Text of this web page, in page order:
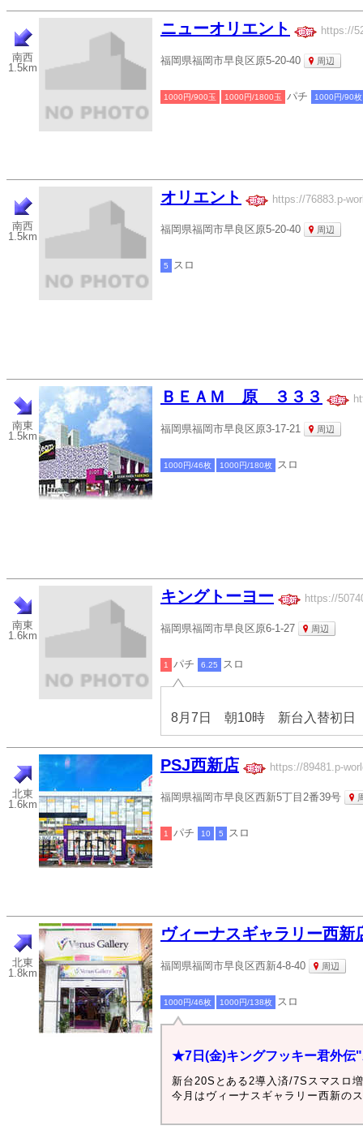
南西
1.5km
ニューオリエント https://
福岡県福岡市早良区原5-20-40 周辺
1000円/900玉 1000円/1800玉 パチ 1000円/90枚
南西
1.5km
オリエント https://76883.p-
福岡県福岡市早良区原5-20-40 周辺
5 スロ
南東
1.5km
ＢＥＡＭ 原 ３３３
福岡県福岡市早良区原3-17-21 周辺
1000円/46枚 1000円/180枚 スロ
南東
1.6km
キングトーヨー https://
福岡県福岡市早良区原6-1-27 周辺
1 パチ 6.25 スロ
8月7日 朝10時 新台入替初日
北東
1.6km
PSJ西新店 https://89481.p-
福岡県福岡市早良区西新5丁目2番39号
1 パチ 10 5 スロ
北東
1.8km
ヴィーナスギャラリー西新
福岡県福岡市早良区西新4-8-40 周辺
1000円/46枚 1000円/138枚 スロ
★7日(金)キングフッキー君外
新台20Sとある2導入済/7Sスマスロ
今月はヴィーナスギャラリー西新の